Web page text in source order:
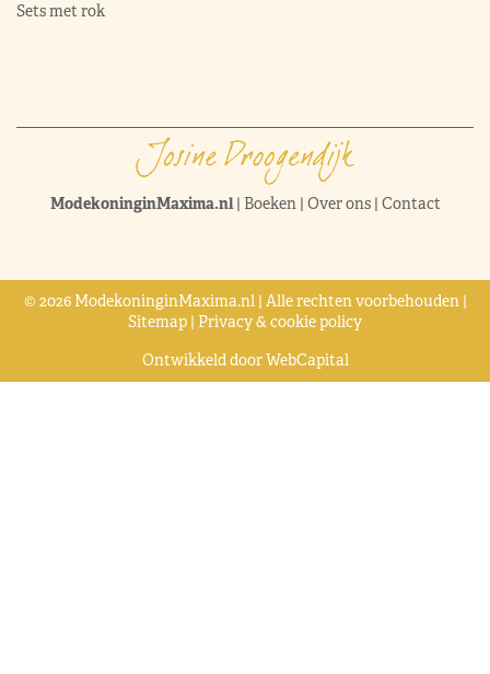
Sets met rok
ModekoninginMaxima.nl| Boeken| Over ons| Contact
© 2026 ModekoninginMaxima.nl | Alle rechten voorbehouden |
Sitemap | Privacy & cookie policy
Ontwikkeld doorWebCapital